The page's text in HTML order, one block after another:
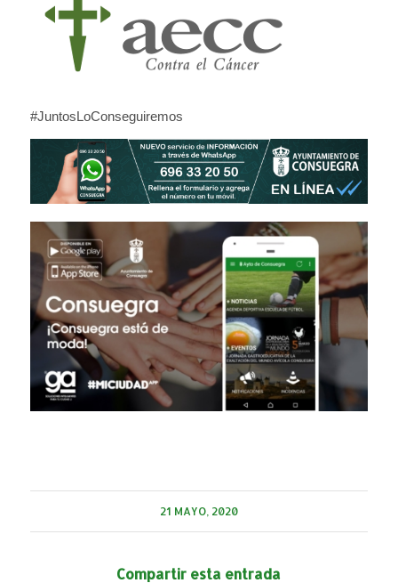
#JuntosLoConseguiremos
21 MAYO, 2020
Compartir esta entrada